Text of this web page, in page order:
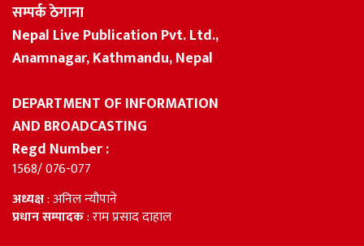
सम्पर्क ठेगाना
Nepal Live Publication Pvt. Ltd.,
Anamnagar, Kathmandu, Nepal
DEPARTMENT OF INFORMATION
AND BROADCASTING
Regd Number :
1568/ 076-077
अध्यक्ष: अनिल न्यौपाने
प्रधान सम्पादक: राम प्रसाद दाहाल